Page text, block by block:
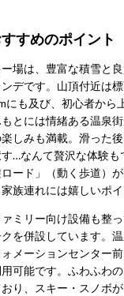
すめのポイント
場は、豊富な積雪と
デです。山頂付近は
にも及び、初心者から
とには情緒ある温泉
しみも満載。滑った
…なんて贅沢な体験も
ード」（動く歩道）
族連れには嬉しいポイ
ミリー向け設備も整
を併設しています。
メーションセンター
可能です。ふわふわ
り、スキー・スノボ